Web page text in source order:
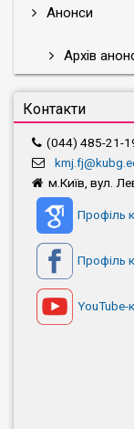
Анонси
Архів
Контакти
(044) 485-21-
м.Київ, вул.
Профіль
Профіль